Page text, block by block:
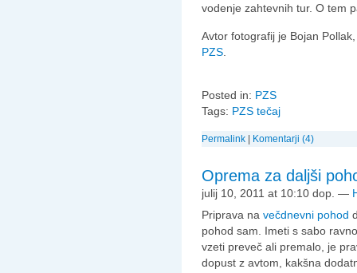
vodenje zahtevnih tur. O tem
Avtor fotografij je Bojan
PZS
Posted in: PZS
Tags: PZS tečaj
Permalink | Komentarji (4)
Oprema za daljši
julij 10, 2011 at 10:10 dop. —
Priprava na večdnevni pohod
pohod sam. Imeti s sabo
vzeti preveč ali premalo, je
dopust z avtom, kakšna